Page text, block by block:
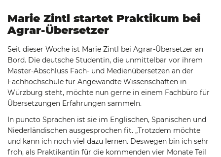
Marie Zintl startet Praktikum bei
Agrar-Übersetzer
Seit dieser Woche ist Marie Zintl bei Agrar-Übersetzer an
Bord. Die deutsche Studentin, die unmittelbar vor ihrem
Master-Abschluss Fach- und Medienübersetzen an der
Fachhochschule für Angewandte Wissenschaften in
Würzburg steht, möchte nun gerne in einem Fachbüro für
Übersetzungen Erfahrungen sammeln.
In puncto Sprachen ist sie im Englischen, Spanischen und
Niederländischen ausgesprochen fit. „Trotzdem möchte
und kann ich noch viel dazu lernen. Deswegen bin ich sehr
froh, als Praktikantin für die kommenden vier Monate Teil